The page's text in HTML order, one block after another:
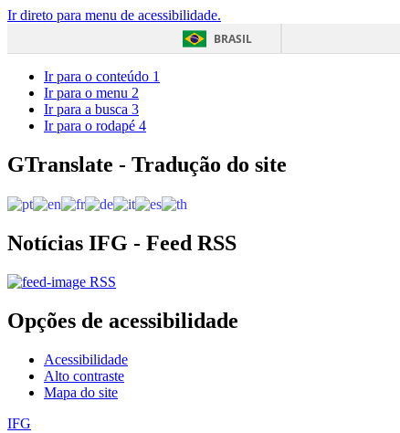
Ir direto para menu de acessibilidade.
BRASIL
Ir para o conteúdo 1
Ir para o menu 2
Ir para a busca 3
Ir para o rodapé 4
GTranslate - Tradução do site
Notícias IFG - Feed RSS
RSS
Opções de acessibilidade
Acessibilidade
Alto contraste
Mapa do site
IFG